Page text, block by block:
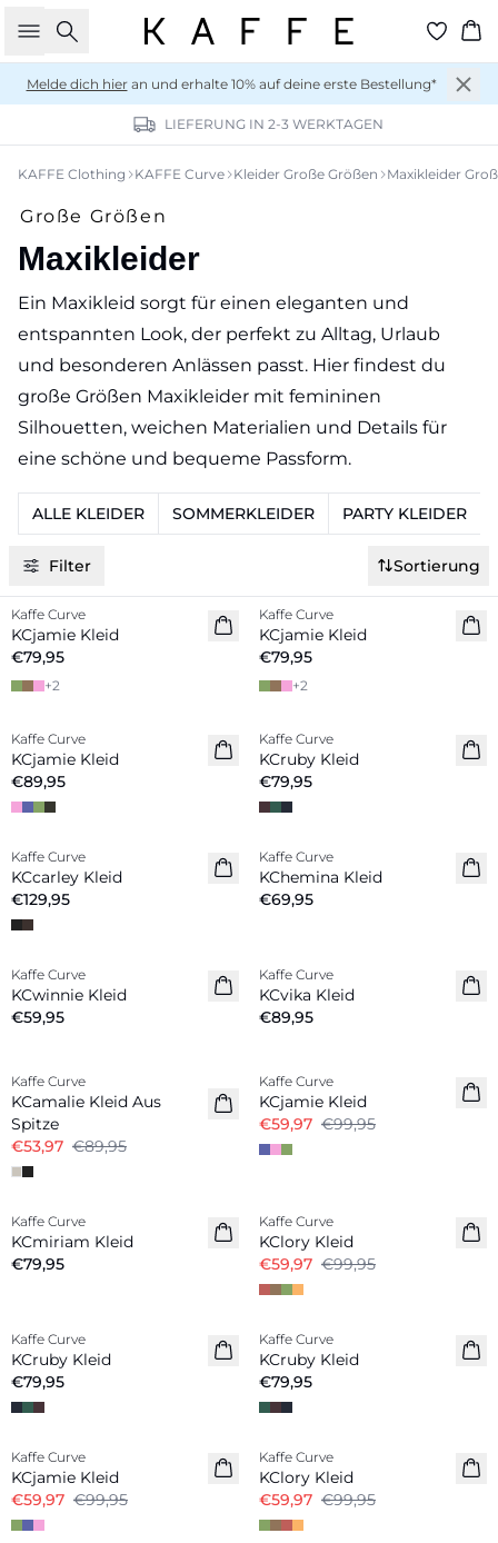
Suche
Melde dich hieran und erhalte 10% auf deine erste Bestellung*
LIEFERUNG IN 2-3 WERKTAGEN
KAFFE Clothing KAFFE Curve Kleider Große Größen Maxikleider
Maxikleider
Große Größen
Ein Maxikleid sorgt für einen eleganten und
entspannten Look, der perfekt zu Alltag, Urlaub
und besonderen Anlässen passt. Hier findest du
große Größen Maxikleider mit femininen
Silhouetten, weichen Materialien und Details für
eine schöne und bequeme Passform.
ALLE KLEIDER SOMMERKLEIDER PARTY KLEIDER
Filter Sortierung
Neuheiten
Kaffe Curve
KCjamie Kleid
€79,95
+2
Neuheiten
Kaffe Curve
KCjamie Kleid
€79,95
+2
Kaffe Curve
KCjamie Kleid
€89,95
Neuheiten
Kaffe Curve
KCruby Kleid
€79,95
Neuheiten
Kaffe Curve
KCcarley Kleid
€129,95
Neuheiten
Kaffe Curve
KChemina Kleid
€69,95
Neuheiten
Kaffe Curve
KCwinnie Kleid
€59,95
Neuheiten
Kaffe Curve
KCvika Kleid
€89,95
Kaffe Curve
KCamalie Kleid Aus
Spitze
€53,97 €89,95
Kaffe Curve
KCjamie Kleid
€59,97 €99,95
Neuheiten
Kaffe Curve
KCmiriam Kleid
€79,95
Kaffe Curve
KClory Kleid
€59,97 €99,95
Neuheiten
Kaffe Curve
KCruby Kleid
€79,95
Neuheiten
Kaffe Curve
KCruby Kleid
€79,95
-40%
Kaffe Curve
KCjamie Kleid
€59,97 €99,95
-40%
Kaffe Curve
KClory Kleid
€59,97 €99,95
-40%